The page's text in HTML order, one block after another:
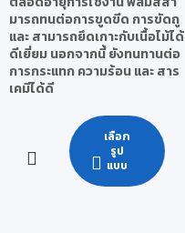
มารถทนต่อการขูดขีด การขัดถู
และ สามารถยึดเกาะกับเนื้อไม้ได้
ดีเยี่ยม นอกจากนี้ ยังทนทานต่อ
การกระแทก ความร้อน และ สาร
เคมีได้ดี
เลือก
รูป
แบบ